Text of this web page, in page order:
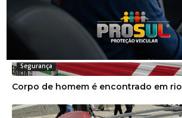
Segurança
Corpo de homem é encontrado em rio